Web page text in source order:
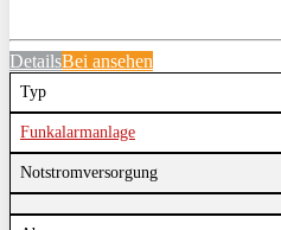
DetailsBei ansehen
Typ
Funkalarmanlage
Notstromversorgung